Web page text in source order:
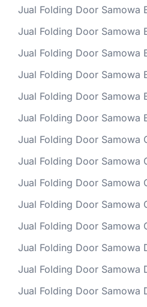
Jual Folding Door Samowa
Jual Folding Door Samowa
Jual Folding Door Samowa
Jual Folding Door Samowa
Jual Folding Door Samowa
Jual Folding Door Samowa
Jual Folding Door Samowa
Jual Folding Door Samowa
Jual Folding Door Samowa
Jual Folding Door Samowa
Jual Folding Door Samowa
Jual Folding Door Samowa
Jual Folding Door Samowa
Jual Folding Door Samowa